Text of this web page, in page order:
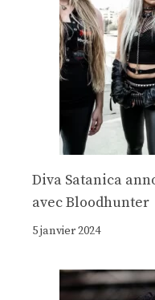
Diva Satanica
avec Bloodhunter
5 janvier 2024